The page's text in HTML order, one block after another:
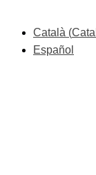
Català (
Español